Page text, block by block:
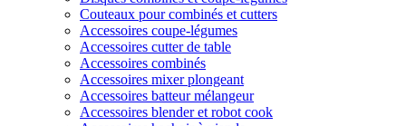
Couteaux pour combinés et cutters
Accessoires coupe-légumes
Accessoires cutter de table
Accessoires combinés
Accessoires mixer plongeant
Accessoires batteur mélangeur
Accessoires blender et robot cook